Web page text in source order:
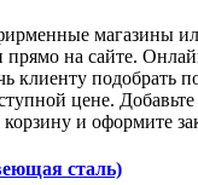
магазины
прямо на сайте.
клиенту подобрать
цене.
корзину и оформите
сталь)